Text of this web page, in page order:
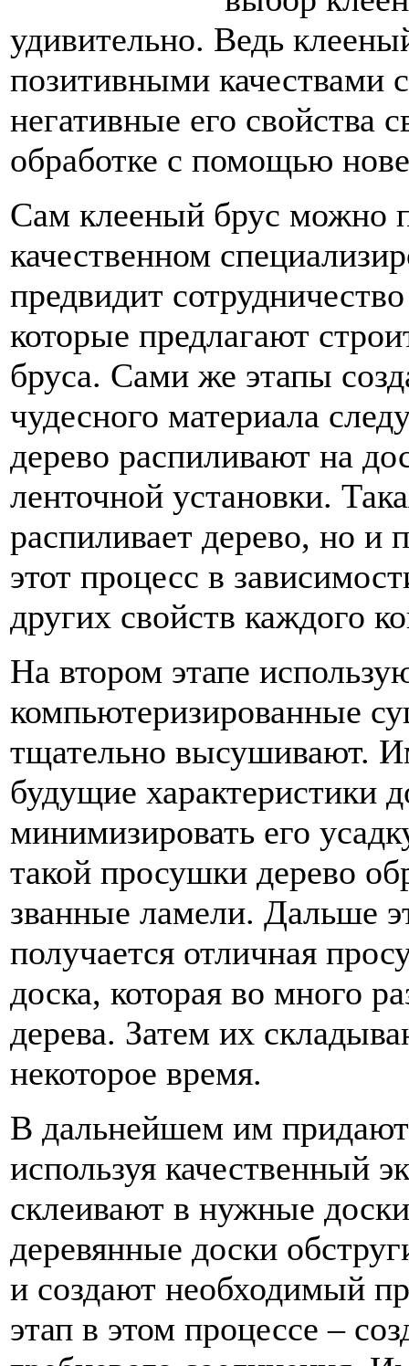
удивительно. Ведь
позитивными качествами
негативные его свойства
обработке с помощью
Сам клееный брус можно
качественном
предвидит
которые предлагают
бруса. Сами же этапы
чудесного материала
дерево распиливают на
ленточной установки.
распиливает дерево, но и
этот процесс в
других свойств каждого
На втором этапе
компьютеризированные
тщательно высушивают.
будущие характеристики
минимизировать его
такой просушки дерево
званные ламели. Дальше
получается отличная
доска, которая во много
дерева. Затем их
некоторое время.
В дальнейшем им
используя качественный
склеивают в нужные
деревянные доски
и создают необходимый
этап в этом процессе –